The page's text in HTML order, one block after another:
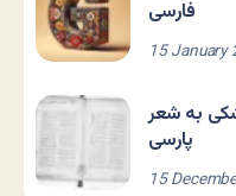
فارسی
15 January
به شعر
پارسی
15